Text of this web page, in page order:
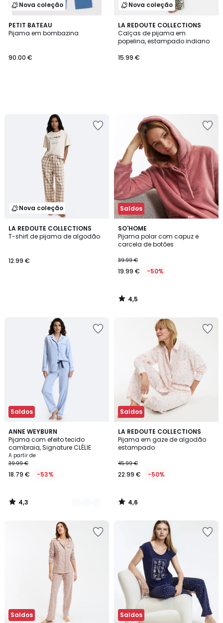
Nova coleção
PETIT BATEAU
Pijama em bombazina
90.00 €
Nova coleção
LA REDOUTE COLLECTIONS
Calças de pijama em
popelina, estampado indiano
15.99 €
Nova coleção
LA REDOUTE COLLECTIONS
T-shirt de pijama de algodão
12.99 €
Saldos
SO'HOME
Pijama polar com capuz e
carcela de botões
39.99 €
19.99 € -50%
4,5
/ 5
4,5
/
Saldos
ANNE WEYBURN
Pijama com efeito tecido
cambraia, Signature CLÉLIE
A partir de
39.99 €
18.79 € -53%
4,3
/ 5
2
Cores
4,3
/
Saldos
LA REDOUTE COLLECTIONS
Pijama em gaze de algodão
estampado
45.99 €
22.99 € -50%
4,6
/ 5
4,6
/
Saldos Saldos